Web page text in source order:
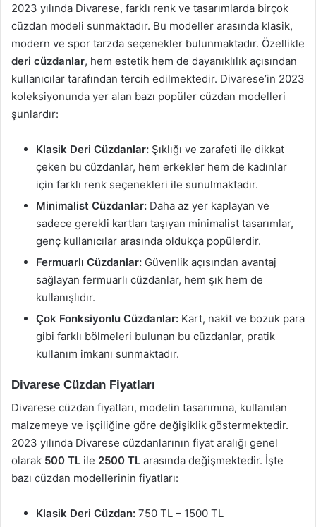
2023 yılında Divarese, farklı renk ve tasarımlarda birçok
cüzdan modeli sunmaktadır. Bu modeller arasında klasik,
modern ve spor tarzda seçenekler bulunmaktadır. Özellikle
deri cüzdanlar, hem estetik hem de dayanıklılık açısından
kullanıcılar tarafından tercih edilmektedir. Divarese’in 2023
koleksiyonunda yer alan bazı popüler cüzdan modelleri
şunlardır:
Klasik Deri Cüzdanlar: Şıklığı ve zarafeti ile dikkat
çeken bu cüzdanlar, hem erkekler hem de kadınlar
için farklı renk seçenekleri ile sunulmaktadır.
Minimalist Cüzdanlar: Daha az yer kaplayan ve
sadece gerekli kartları taşıyan minimalist tasarımlar,
genç kullanıcılar arasında oldukça popülerdir.
Fermuarlı Cüzdanlar: Güvenlik açısından avantaj
sağlayan fermuarlı cüzdanlar, hem şık hem de
kullanışlıdır.
Çok Fonksiyonlu Cüzdanlar: Kart, nakit ve bozuk para
gibi farklı bölmeleri bulunan bu cüzdanlar, pratik
kullanım imkanı sunmaktadır.
Divarese Cüzdan Fiyatları
Divarese cüzdan fiyatları, modelin tasarımına, kullanılan
malzemeye ve işçiliğine göre değişiklik göstermektedir.
2023 yılında Divarese cüzdanlarının fiyat aralığı genel
olarak 500 TL ile 2500 TL arasında değişmektedir. İşte
bazı cüzdan modellerinin fiyatları:
Klasik Deri Cüzdan: 750 TL – 1500 TL